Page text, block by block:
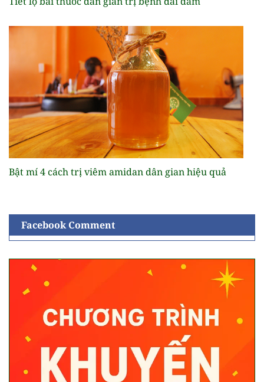
Bật mí 4 cách trị viêm amidan dân gian hiệu quả
Facebook Comment